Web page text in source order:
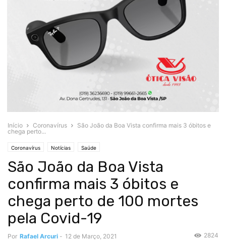
Início Coronavírus
São João da Boa Vista confirma mais 3 óbitos e
chega perto...
Coronavírus Notícias Saúde
São João da Boa Vista
confirma mais 3 óbitos e
chega perto de 100 mortes
pela Covid-19
Por Rafael Arcuri - 12 de Março, 2021 2824